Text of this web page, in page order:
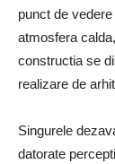
punct de
atmosfera
constructia se
realizare de
Singurele
datorate